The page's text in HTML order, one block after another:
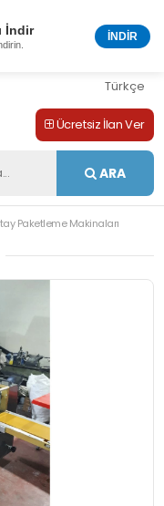
İndir İNDİR
Türkçe
Ücretsiz İlan Ver
ARA
Paketleme Makinaları